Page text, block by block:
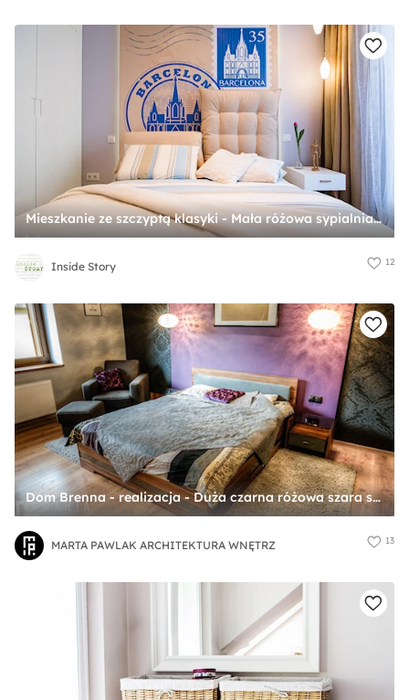
Mieszkanie ze szczyptą klasyki - Mała różowa sypialnia, styl skandynawski - zdjęcie od Inside Story
Inside Story 12
Dom Brenna - realizacja - Duża czarna różowa szara sypialnia - zdjęcie od MARTA PAWLAK ARCHITEKTURA WNĘTRZ
MARTA PAWLAK ARCHITEKTURA WNĘTRZ 13